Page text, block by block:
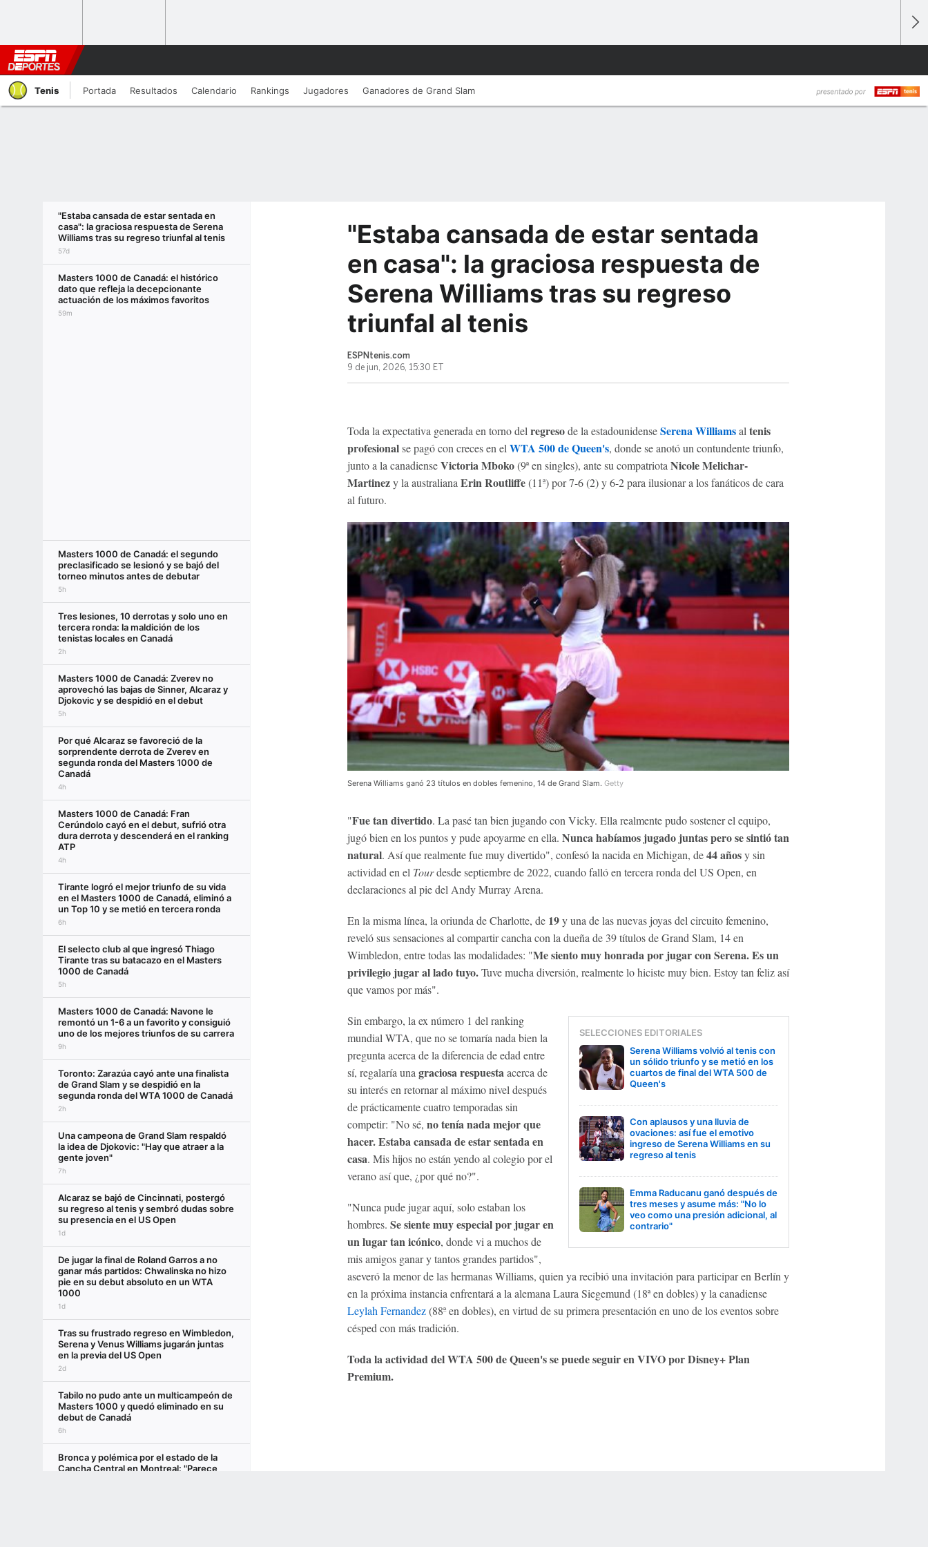
Tenis Portada Resultados Calendario Rankings Jugadores Ganadores de Grand Slam
"Estaba cansada de estar sentada en
casa": la graciosa respuesta de Serena
Williams tras su regreso triunfal al tenis
57d
Masters 1000 de Canadá: el histórico
dato que refleja la decepcionante
actuación de los máximos favoritos
59m
Masters 1000 de Canadá: el segundo
preclasificado se lesionó y se bajó del
torneo minutos antes de debutar
5h
Tres lesiones, 10 derrotas y solo uno en
tercera ronda: la maldición de los
tenistas locales en Canadá
2h
Masters 1000 de Canadá: Zverev no
aprovechó las bajas de Sinner, Alcaraz y
Djokovic y se despidió en el debut
5h
Por qué Alcaraz se favoreció de la
sorprendente derrota de Zverev en
segunda ronda del Masters 1000 de
Canadá
4h
Masters 1000 de Canadá: Fran
Cerúndolo cayó en el debut, sufrió otra
dura derrota y descenderá en el ranking
ATP
4h
Tirante logró el mejor triunfo de su vida
en el Masters 1000 de Canadá, eliminó a
un Top 10 y se metió en tercera ronda
6h
El selecto club al que ingresó Thiago
Tirante tras su batacazo en el Masters
1000 de Canadá
5h
Masters 1000 de Canadá: Navone le
remontó un 1-6 a un favorito y consiguió
uno de los mejores triunfos de su carrera
9h
Toronto: Zarazúa cayó ante una finalista
de Grand Slam y se despidió en la
segunda ronda del WTA 1000 de Canadá
2h
Una campeona de Grand Slam respaldó
la idea de Djokovic: "Hay que atraer a la
gente joven"
7h
Alcaraz se bajó de Cincinnati, postergó
su regreso al tenis y sembró dudas sobre
su presencia en el US Open
1d
De jugar la final de Roland Garros a no
ganar más partidos: Chwalinska no hizo
pie en su debut absoluto en un WTA
1000
1d
Tras su frustrado regreso en Wimbledon,
Serena y Venus Williams jugarán juntas
en la previa del US Open
2d
Tabilo no pudo ante un multicampeón de
Masters 1000 y quedó eliminado en su
debut de Canadá
6h
Bronca y polémica por el estado de la
Cancha Central en Montreal: "Parece
"Estaba cansada de estar sentada
en casa": la graciosa respuesta de
Serena Williams tras su regreso
triunfal al tenis
ESPNtenis.com
9 de jun, 2026, 15:30 ET
Toda la expectativa generada en torno del regresode la estadounidenseSerena Williams al tenis
profesionalse pagó con creces en el WTA 500 de Queen's, donde se anotó un contundente triunfo,
junto a la canadienseVictoria Mboko(9ª en singles), ante su compatriota Nicole Melichar-
Martinezy la australiana Erin Routliffe(11ª) por 7-6 (2) y 6-2 para ilusionar a los fanáticos de cara
al futuro.
Serena Williams ganó 23 títulos en dobles femenino, 14 de Grand Slam. Getty
"Fue tan divertido. La pasé tan bien jugando con Vicky. Ella realmente pudo sostener el equipo,
jugó bien en los puntos y pude apoyarme en ella. Nunca habíamos jugado juntas pero se sintió tan
natural. Así que realmente fue muy divertido", confesó la nacida en Michigan, de44 añosy sin
actividad en el Tourdesde septiembre de 2022, cuando falló en tercera ronda del US Open, en
declaraciones al pie del Andy Murray Arena.
En la misma línea, la oriunda de Charlotte, de 19y una de las nuevas joyas del circuito femenino,
reveló sus sensaciones al compartir cancha con la dueña de 39 títulos de Grand Slam, 14 en
Wimbledon, entre todas las modalidades: "Me siento muy honrada por jugar con Serena. Es un
privilegio jugar al lado tuyo.Tuve mucha diversión, realmente lo hiciste muy bien. Estoy tan feliz así
que vamos por más".
SELECCIONES EDITORIALES
Serena Williams volvió al tenis con
un sólido triunfo y se metió en los
cuartos de final del WTA 500 de
Queen's
Con aplausos y una lluvia de
ovaciones: así fue el emotivo
ingreso de Serena Williams en su
regreso al tenis
Emma Raducanu ganó después de
tres meses y asume más: "No lo
veo como una presión adicional, al
contrario"
Sin embargo, la ex número 1 del ranking
mundial WTA, que no se tomaría nada bien la
pregunta acerca de la diferencia de edad entre
sí, regalaría unagraciosa respuestaacerca de
su interés en retornar al máximo nivel después
de prácticamente cuatro temporadas sin
competir: "No sé, no tenía nada mejor que
hacer. Estaba cansada de estar sentada en
casa. Mis hijos no están yendo al colegio por el
verano así que, ¿por qué no?".
"Nunca pude jugar aquí, solo estaban los
hombres. Se siente muy especial por jugar en
un lugar tan icónico, donde vi a muchos de
mis amigos ganar y tantos grandes partidos",
aseveró la menor de las hermanas Williams, quien ya recibió una invitación para participar en Berlín y
en la próxima instancia enfrentará a la alemana Laura Siegemund (18ª en dobles) y la canadiense
Leylah Fernandez(88ª en dobles), en virtud de su primera presentación en uno de los eventos sobre
césped con más tradición.
Toda la actividad del WTA 500 de Queen's se puede seguir en VIVO por Disney+ Plan
Premium.